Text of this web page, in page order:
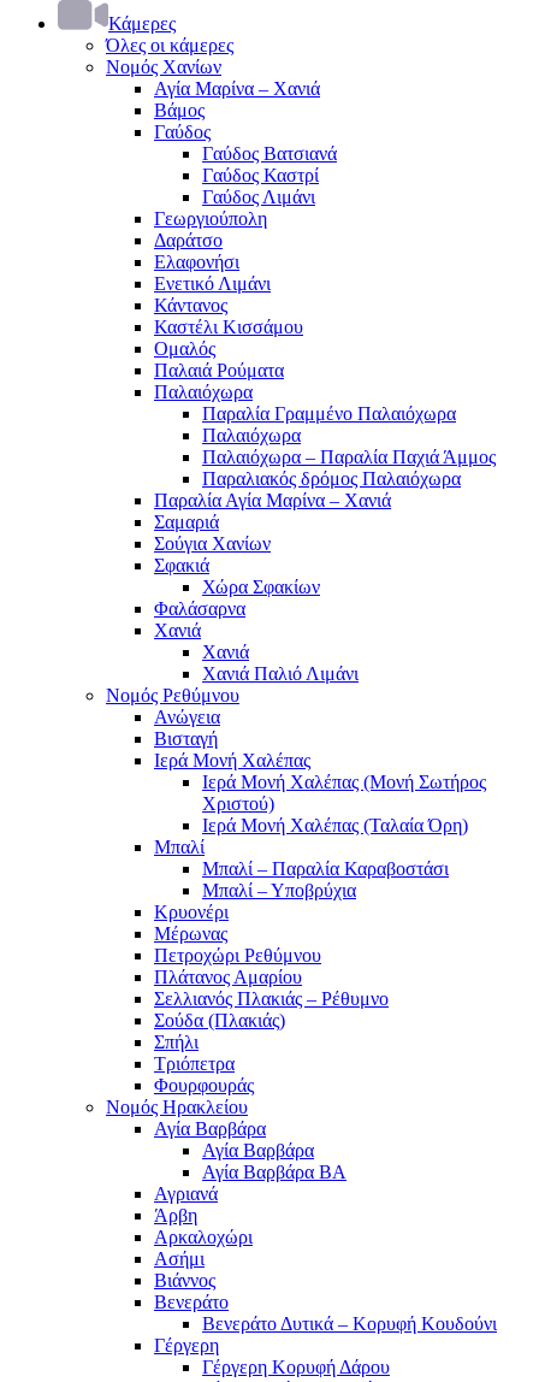
Κάμερες
Όλες οι κάμερες
Νομός Χανίων
Αγία Μαρίνα – Χανιά
Βάμος
Γαύδος
Γαύδος Βατσιανά
Γαύδος Καστρί
Γαύδος Λιμάνι
Γεωργιούπολη
Δαράτσο
Ελαφονήσι
Ενετικό Λιμάνι
Κάντανος
Καστέλι Κισσάμου
Ομαλός
Παλαιά Ρούματα
Παλαιόχωρα
Παραλία Γραμμένο Παλαιόχωρα
Παλαιόχωρα
Παλαιόχωρα – Παραλία Παχιά Άμμος
Παραλιακός δρόμος Παλαιόχωρα
Παραλία Αγία Μαρίνα – Χανιά
Σαμαριά
Σούγια Χανίων
Σφακιά
Χώρα Σφακίων
Φαλάσαρνα
Χανιά
Χανιά
Χανιά Παλιό Λιμάνι
Νομός Ρεθύμνου
Ανώγεια
Βισταγή
Ιερά Μονή Χαλέπας
Ιερά Μονή Χαλέπας (Μονή Σωτήρος
Χριστού)
Ιερά Μονή Χαλέπας (Ταλαία Όρη)
Μπαλί
Μπαλί – Παραλία Καραβοστάσι
Μπαλί – Υποβρύχια
Κρυονέρι
Μέρωνας
Πετροχώρι Ρεθύμνου
Πλάτανος Αμαρίου
Σελλιανός Πλακιάς – Ρέθυμνο
Σούδα (Πλακιάς)
Σπήλι
Τριόπετρα
Φουρφουράς
Νομός Ηρακλείου
Αγία Βαρβάρα
Αγία Βαρβάρα
Αγία Βαρβάρα ΒΑ
Αγριανά
Άρβη
Αρκαλοχώρι
Ασήμι
Βιάννος
Βενεράτο
Βενεράτο Δυτικά – Κορυφή Κουδούνι
Γέργερη
Γέργερη Κορυφή Δάρου